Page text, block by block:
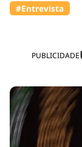
PUBLICIDADE
#Entrevista